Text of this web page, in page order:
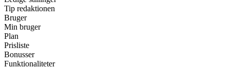
Tip redaktionen
Bruger
Min bruger
Plan
Prisliste
Bonusser
Funktionaliteter